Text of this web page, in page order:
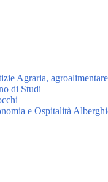
Agraria,
di Studi
e Ospitalità